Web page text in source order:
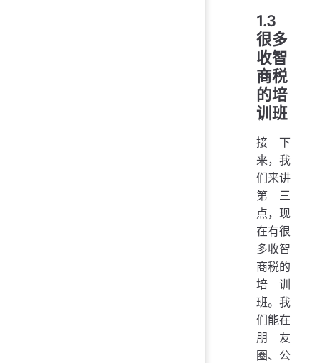
1.3
很多
收智
商税
的培
训班
接下
来，我
们来讲
第三
点，现
在有很
多收智
商税的
培训
班。我
们能在
朋友
圈、公